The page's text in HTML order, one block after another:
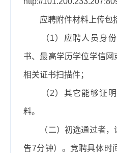
应聘附件材料上传包
（1）应聘人员身
书、最高学历学位学信
相关证书扫描件；
（2）其它能够证
料。
（二）初选通过者，
告7分钟）。竞聘具体时